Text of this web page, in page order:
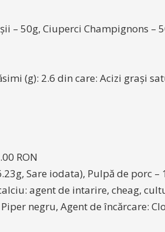
– 50g, Ciuperci Champignons –
(g): 2.6 din care: Acizi grași
RON
Sare iodata), Pulpă de porc
agent de intarire, cheag,
negru, Agent de încărcare: